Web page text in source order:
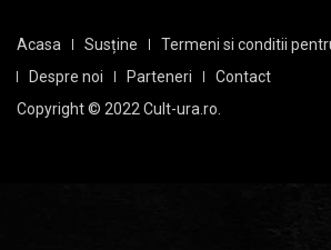
Acasa Susține
Termeni si conditii
Despre noi
Parteneri
Contact
Copyright © 2022 Cult-ura.ro.